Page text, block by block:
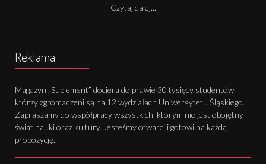
Czytaj dalej...
Reklama
Magazyn „Suplement” dociera do prawie 30 tysięcy studentów,
którzy zgromadzeni są na 12 wydziałach Uniwersytetu Śląskiego.
Zapraszamy do współpracy wszystkich, którym nie jest obojętny
świat nauki oraz kultury. Jesteśmy otwarci i gotowi na każdą
propozycję.